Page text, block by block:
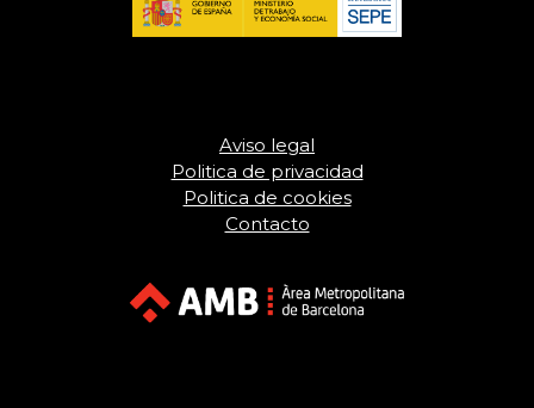
Aviso legal
Politica de privacidad
Politica de cookies
Contacto